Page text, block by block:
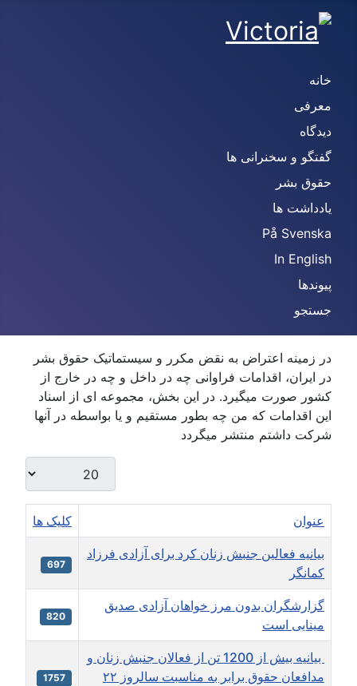
خانه
معرفی
دیدگاه
گفتگو و سخنرانی ها
حقوق بشر
یادداشت ها
På Svenska
In English
پیوندها
جستجو
در زمینه اعتراض به نقض مکرر و سیستماتیک حقوق بشر
در ایران، اقدامات فراوانی چه در داخل و چه در خارج از
کشور صورت میگیرد. در این بخش، مجموعه ای از اسناد
این اقدامات که من چه بطور مستقیم و یا بواسطه در آنها
شرکت داشتم منتشر میگردد
نمایش #
عنوان کلیک ها
بیانیه فعالین جنبش زنان کرد برای آزادی فرزاد
کمانگر
697
گزارشگران بدون مرز خواهان آزادی صديق
مينايی است
820
بیانیه بیش از 1200 تن از فعالان جنبش زنان و
مدافعان حقوق برابر به مناسبت سالروز ۲۲
1757